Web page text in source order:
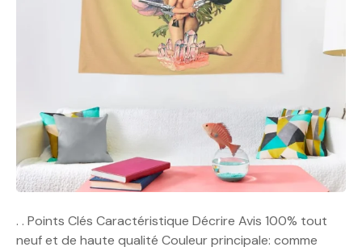
. . Points Clés Caractéristique Décrire Avis 100% tout
neuf et de haute qualité Couleur principale: comme